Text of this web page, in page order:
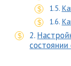
состоянии